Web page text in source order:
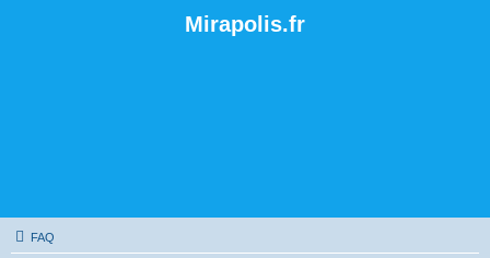
Mirapolis.fr
FAQ